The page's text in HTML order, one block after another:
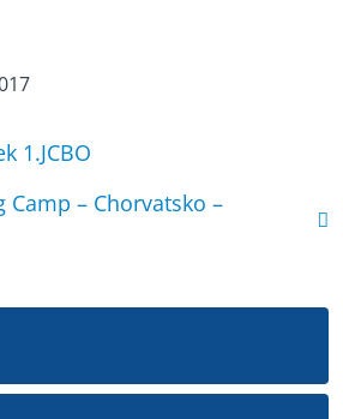
1.JCBO
Camp – Chorvatsko –